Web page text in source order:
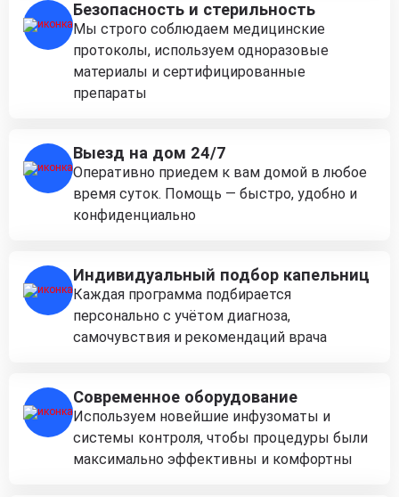
Безопасность и стерильность
Мы строго соблюдаем медицинские
протоколы, используем одноразовые
материалы и сертифицированные
препараты
Выезд на дом 24/7
Оперативно приедем к вам домой в любое
время суток. Помощь — быстро, удобно и
конфиденциально
Индивидуальный подбор капельниц
Каждая программа подбирается
персонально с учётом диагноза,
самочувствия и рекомендаций врача
Современное оборудование
Используем новейшие инфузоматы и
системы контроля, чтобы процедуры были
максимально эффективны и комфортны